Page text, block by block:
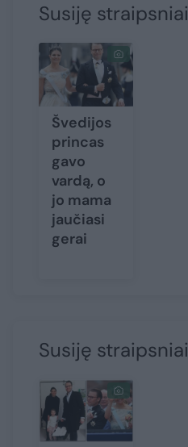
Susiję straipsniai
Švedijos
princas
gavo
vardą, o
jo mama
jaučiasi
gerai
Susiję straipsniai